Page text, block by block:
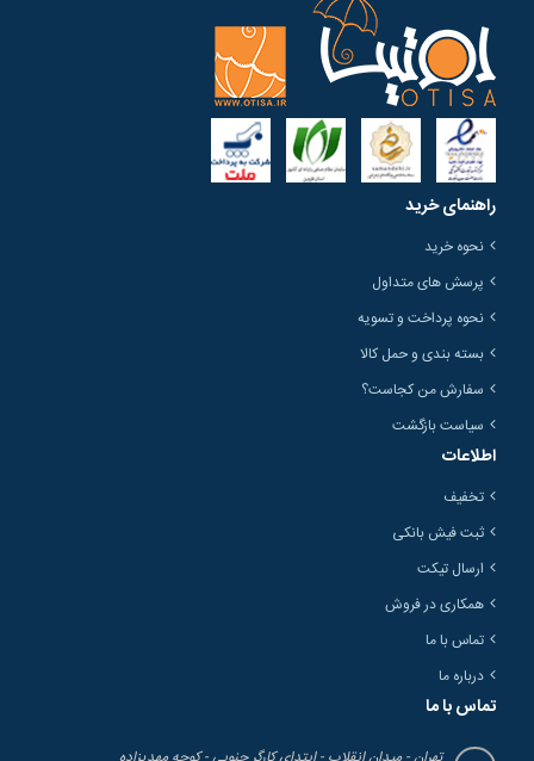
راهنمای خرید
نحوه خرید
پرسش های متداول
نحوه پرداخت و تسویه
بسته بندی و حمل کالا
سفارش من کجاست؟
سیاست بازگشت
اطلاعات
تخفیف
ثبت فیش بانکی
ارسال تیکت
همکاری در فروش
تماس با ما
درباره ما
تماس با ما